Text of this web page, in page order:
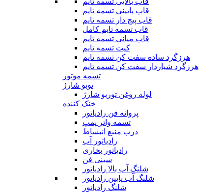
قاب پایینی تسمه تایم
قاب پیج دار تسمه تایم
قاب تسمه تایم کامل
قاب میانی تسمه تایم
کیت تسمه تایم
هرزگرد ساده سفت کن تسمه تایم
هرزگرد شیاردار سفت کن تسمه تایم
تسمه موتور
توبو شارژ
لوله روغن توربو شارژ
خنک کننده
پروانه فن رادیاتور
تسمه واتر پمپ
درب منبع انبساط
رادیاتور آب
رادیاتور بخاری
سینی فن
شلنگ آب بالا رادیاتور
شلنگ آب پایین رادیاتور
شلنگ رادیاتور